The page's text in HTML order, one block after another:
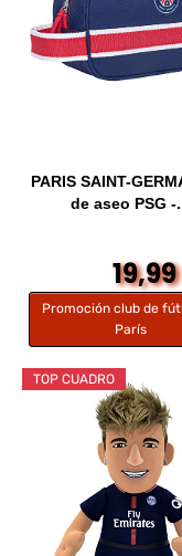
PARIS SAINT-
de aseo PSG -
19,99
Promoción club de
París
TOP CUADRO